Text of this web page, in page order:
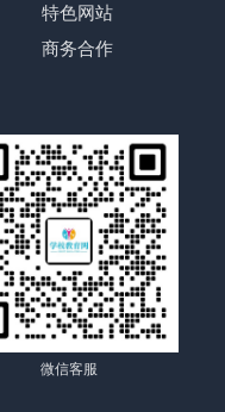
特色网站
商务合作
微信客服